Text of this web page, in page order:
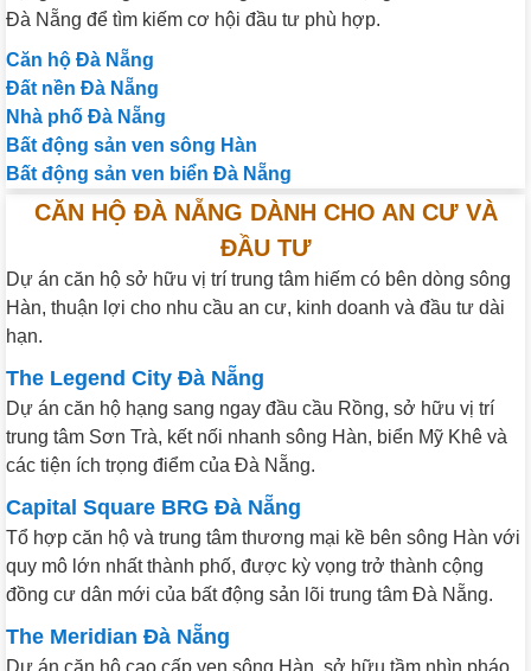
Đà Nẵng để tìm kiếm cơ hội đầu tư phù hợp.
Căn hộ Đà Nẵng
Đất nền Đà Nẵng
Nhà phố Đà Nẵng
Bất động sản ven sông Hàn
Bất động sản ven biển Đà Nẵng
CĂN HỘ ĐÀ NẴNG DÀNH CHO AN CƯ VÀ
ĐẦU TƯ
Dự án căn hộ sở hữu vị trí trung tâm hiếm có bên dòng sông
Hàn, thuận lợi cho nhu cầu an cư, kinh doanh và đầu tư dài
hạn.
The Legend City Đà Nẵng
Dự án căn hộ hạng sang ngay đầu cầu Rồng, sở hữu vị trí
trung tâm Sơn Trà, kết nối nhanh sông Hàn, biển Mỹ Khê và
các tiện ích trọng điểm của Đà Nẵng.
Capital Square BRG Đà Nẵng
Tổ hợp căn hộ và trung tâm thương mại kề bên sông Hàn với
quy mô lớn nhất thành phố, được kỳ vọng trở thành cộng
đồng cư dân mới của bất động sản lõi trung tâm Đà Nẵng.
The Meridian Đà Nẵng